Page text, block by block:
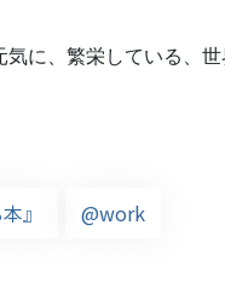
に、繁栄している、
』 @work